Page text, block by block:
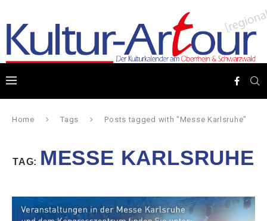
Home Tags Posts tagged with "Messe Karlsruhe"
TAG: MESSE KARLSRUHE